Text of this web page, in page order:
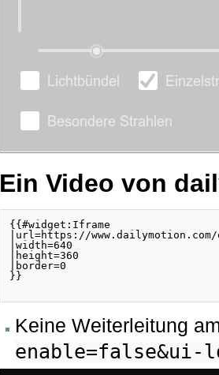
Ein Video von
{{#widget:Iframe
|url=https://
|width=640
|height=360
|border=0
}}
Keine Weiterleitung
enable=false&ui-